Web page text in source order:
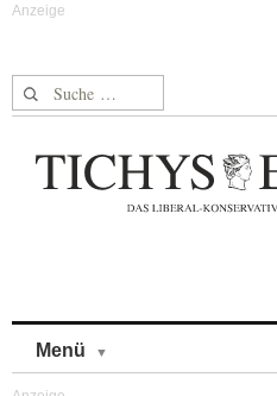
Suche nach:
Menü